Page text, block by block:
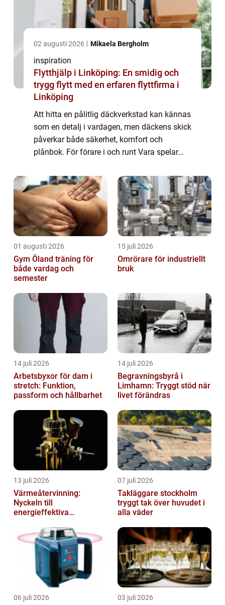
02 augusti 2026 Mikaela Bergholm
inspiration
Flytthjälp i Linköping: En smidig och
trygg flytt med en erfaren flyttfirma i
Linköping
Att hitta en pålitlig däckverkstad kan kännas
som en detalj i vardagen, men däckens skick
påverkar både säkerhet, komfort och
plånbok. För förare i och runt Vara spelar
många kombinerar vardagsbilande me...
01 augusti 2026
Gym Öland träning för
både vardag och
semester
15 juli 2026
Omrörare för industriellt
bruk
14 juli 2026
Arbetsbyxor för dam i
stretch: Funktion,
passform och hållbarhet
14 juli 2026
Begravningsbyrå i
Limhamn: Tryggt stöd när
livet förändras
13 juli 2026
Värmeåtervinning:
Nyckeln till
energieffektiva
07 juli 2026
Takläggare stockholm
tryggt tak över huvudet i
alla väder
06 juli 2026 03 juli 2026